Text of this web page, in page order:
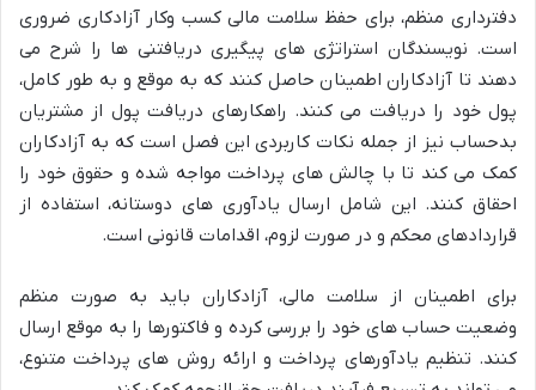
دفترداری منظم، برای حفظ سلامت مالی کسب وکار آزادکاری ضروری
است. نویسندگان استراتژی های پیگیری دریافتنی ها را شرح می
دهند تا آزادکاران اطمینان حاصل کنند که به موقع و به طور کامل،
پول خود را دریافت می کنند. راهکارهای دریافت پول از مشتریان
بدحساب نیز از جمله نکات کاربردی این فصل است که به آزادکاران
کمک می کند تا با چالش های پرداخت مواجه شده و حقوق خود را
احقاق کنند. این شامل ارسال یادآوری های دوستانه، استفاده از
قراردادهای محکم و در صورت لزوم، اقدامات قانونی است.
برای اطمینان از سلامت مالی، آزادکاران باید به صورت منظم
وضعیت حساب های خود را بررسی کرده و فاکتورها را به موقع ارسال
کنند. تنظیم یادآورهای پرداخت و ارائه روش های پرداخت متنوع،